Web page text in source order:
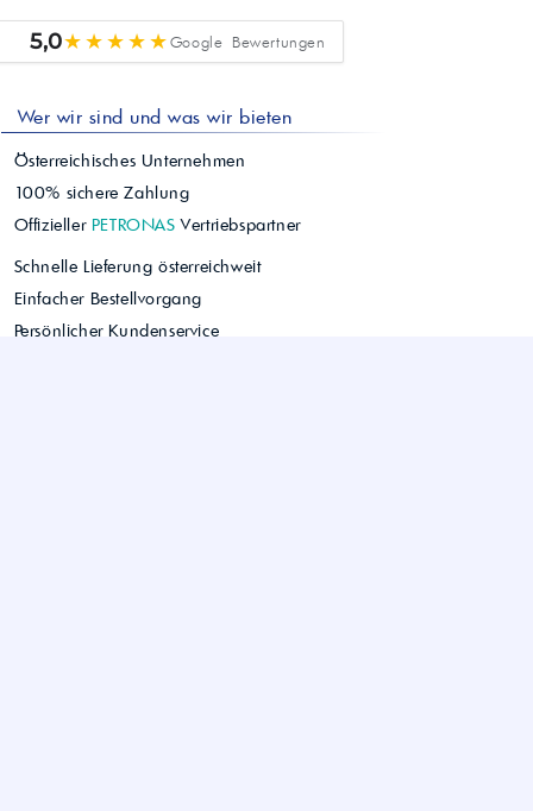
5,0★★★★★Google Bewertungen
Wer wir sind und was wir bieten
Österreichisches Unternehmen
100% sichere Zahlung
Offizieller PETRONAS Vertriebspartner
Schnelle Lieferung österreichweit
Einfacher Bestellvorgang
Persönlicher Kundenservice